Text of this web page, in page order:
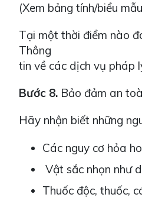
(Xem bảng tính/biểu
Tại một thời điểm nào
Thông
tin về các dịch vụ pháp
Bước 8. Bảo đảm an
Hãy nhận biết những
Các nguy cơ hỏa
Vật sắc nhọn như
Thuốc độc, thuốc,